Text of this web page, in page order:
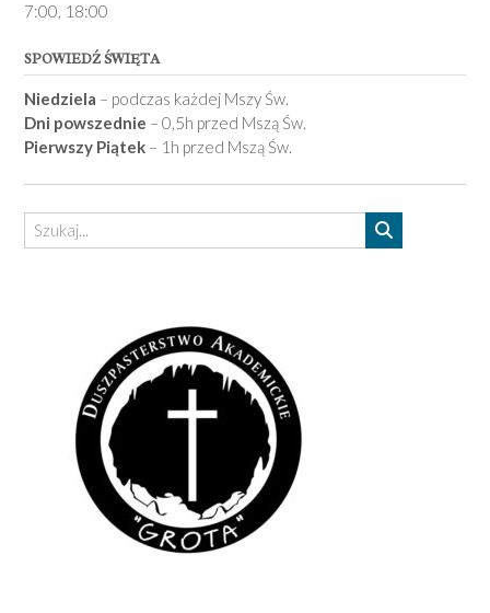
7­:00, 18:00­
SPOWIEDŹ ŚWIĘTA
Niedziela – podczas każdej Mszy Św.
Dni powszednie – 0,5h przed Mszą Św.
Pierwszy Piątek – 1h przed Mszą Św.